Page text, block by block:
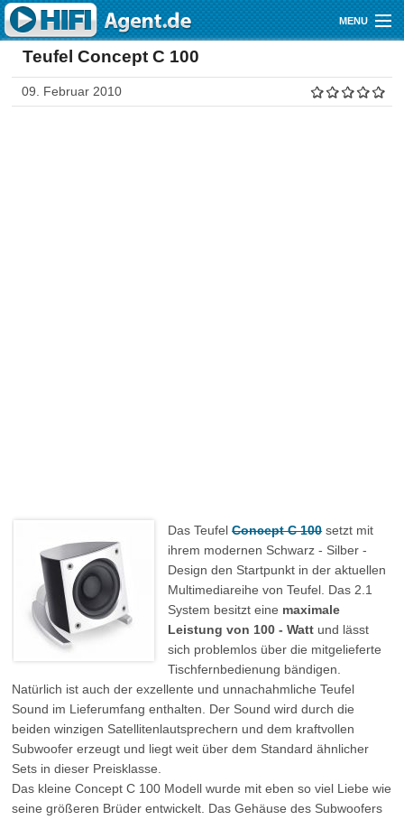
Direkt zum Inhalt
MENU
Gutscheine
Audio
Teufel Concept C 100
09. Februar 2010
Das TeufelConcept C 100setzt mit
ihrem modernen Schwarz - Silber -
Design den Startpunkt in der aktuellen
Multimediareihe von Teufel. Das 2.1
System besitzt eine maximale
Leistung von 100 - Watt und lässt
sich problemlos über die mitgelieferte
Tischfernbedienung bändigen.
Natürlich ist auch der exzellente und unnachahmliche Teufel
Sound im Lieferumfang enthalten. Der Sound wird durch die
beiden winzigen Satellitenlautsprechern und dem kraftvollen
Subwoofer erzeugt und liegt weit über dem Standard ähnlicher
Sets in dieser Preisklasse.
Das kleine Concept C 100 Modell wurde mit eben so viel Liebe wie
seine größeren Brüder entwickelt. Das Gehäuse des Subwoofers